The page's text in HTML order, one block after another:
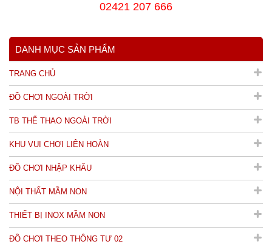
02421 207 666
DANH MỤC SẢN PHẨM
TRANG CHỦ
ĐỒ CHƠI NGOÀI TRỜI
TB THỂ THAO NGOÀI TRỜI
KHU VUI CHƠI LIÊN HOÀN
ĐỒ CHƠI NHẬP KHẨU
NỘI THẤT MẦM NON
THIẾT BỊ INOX MẦM NON
ĐỒ CHƠI THEO THÔNG TƯ 02